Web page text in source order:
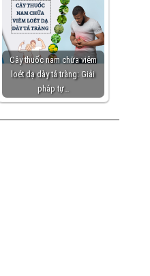
Cây thuốc nam chữa viêm
loét dạ dày tá tràng: Giải
pháp tự…